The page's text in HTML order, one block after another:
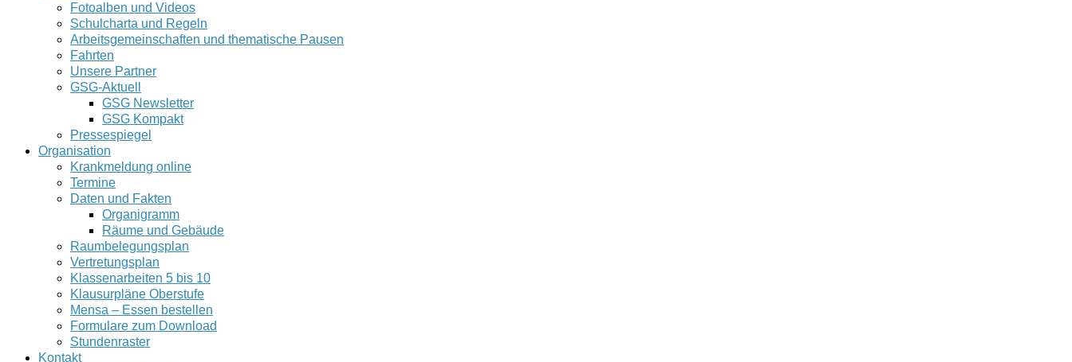
Fotoalben und Videos
Schulcharta und Regeln
Arbeitsgemeinschaften und thematische Pausen
Fahrten
Unsere Partner
GSG-Aktuell
GSG Newsletter
GSG Kompakt
Pressespiegel
Organisation
Krankmeldung online
Termine
Daten und Fakten
Organigramm
Räume und Gebäude
Raumbelegungsplan
Vertretungsplan
Klassenarbeiten 5 bis 10
Klausurpläne Oberstufe
Mensa – Essen bestellen
Formulare zum Download
Stundenraster
Kontakt